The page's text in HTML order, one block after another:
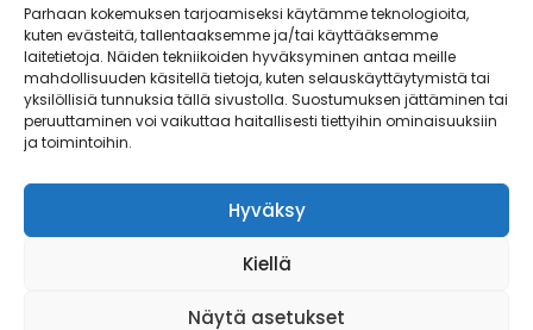
Parhaan kokemuksen tarjoamiseksi käytämme teknologioita,
kuten evästeitä, tallentaaksemme ja/tai käyttääksemme
laitetietoja. Näiden tekniikoiden hyväksyminen antaa meille
mahdollisuuden käsitellä tietoja, kuten selauskäyttäytymistä tai
yksilöllisiä tunnuksia tällä sivustolla. Suostumuksen jättäminen tai
peruuttaminen voi vaikuttaa haitallisesti tiettyihin ominaisuuksiin
ja toimintoihin.
Hyväksy
Kiellä
Näytä asetukset
Dartspelien sääntöjä
501 Pelin säännöt
Kenguru
Killeri
Kriketti